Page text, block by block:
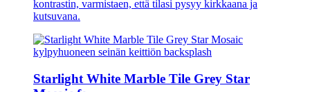
kontrastin, varmistaen, että tilasi pysyy kirkkaana ja
kutsuvana.
Starlight White Marble Tile Grey Star